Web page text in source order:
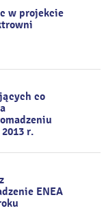
w projekcie
co
r.
ENEA